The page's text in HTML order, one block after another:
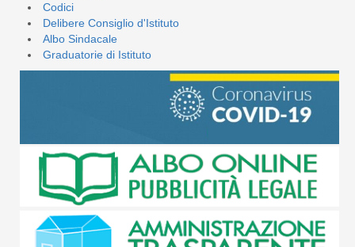
Codici
Delibere Consiglio d'Istituto
Albo Sindacale
Graduatorie di Istituto